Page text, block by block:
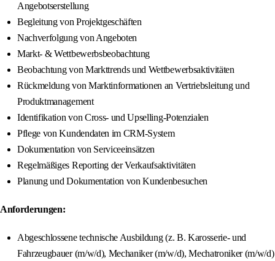
Angebotserstellung
Begleitung von Projektgeschäften
Nachverfolgung von Angeboten
Markt- & Wettbewerbsbeobachtung
Beobachtung von Markttrends und Wettbewerbsaktivitäten
Rückmeldung von Marktinformationen an Vertriebsleitung und
Produktmanagement
Identifikation von Cross- und Upselling-Potenzialen
Pflege von Kundendaten im CRM-System
Dokumentation von Serviceeinsätzen
Regelmäßiges Reporting der Verkaufsaktivitäten
Planung und Dokumentation von Kundenbesuchen
Anforderungen:
Abgeschlossene technische Ausbildung (z. B. Karosserie- und
Fahrzeugbauer (m/w/d), Mechaniker (m/w/d), Mechatroniker (m/w/d)